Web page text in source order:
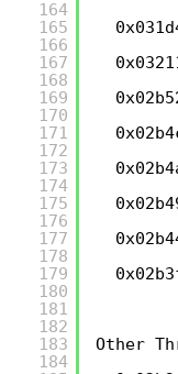
164
165
166
167
168
169
170
171
172
173
174
175
176
177
178
179
180
181
182
183
184
Other